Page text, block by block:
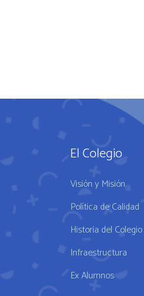
El Colegio
Visión y Misión
Política de Calidad
Historia del Colegio
Infraestructura
Ex Alumnos